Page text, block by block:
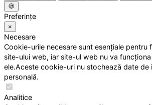
🍪
Preferințe
×
Necesare
Cookie-urile necesare sunt esențiale pentru
site-ului web, iar site-ul web nu va
ele.Aceste cookie-uri nu stochează date de
personală.
Analitice